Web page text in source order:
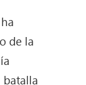
de la
batalla